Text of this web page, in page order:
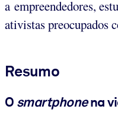
a empreendedores,
ativistas preocupados
Resumo
O smartphone na